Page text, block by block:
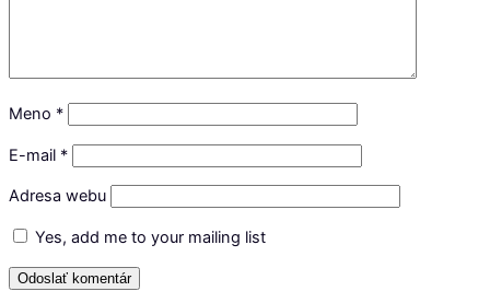
Meno *
E-mail *
Adresa webu
Yes, add me to your mailing list